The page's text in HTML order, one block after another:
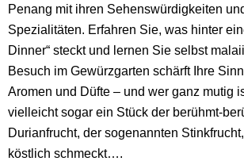
Penang mit ihren Sehenswürdigkeiten
Spezialitäten. Erfahren Sie, was hinter
Dinner“ steckt und lernen Sie selbst
Besuch im Gewürzgarten schärft Ihre
Aromen und Düfte – und wer ganz mutig
vielleicht sogar ein Stück der berühmt-
Durianfrucht, der sogenannten
köstlich schmeckt….